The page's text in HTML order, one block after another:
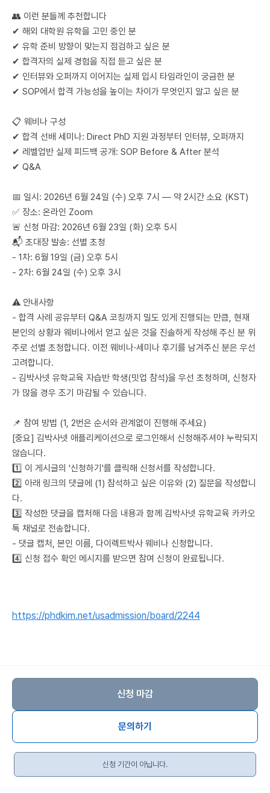
👥 이런 분들께 추천합니다
✔ 해외 대학원 유학을 고민 중인 분
✔ 유학 준비 방향이 맞는지 점검하고 싶은 분
✔ 합격자의 실제 경험을 직접 듣고 싶은 분
✔ 인터뷰와 오퍼까지 이어지는 실제 입시 타임라인이 궁금한 분
✔ SOP에서 합격 가능성을 높이는 차이가 무엇인지 알고 싶은 분
📋 웨비나 구성
✔ 합격 선배 세미나: Direct PhD 지원 과정부터 인터뷰, 오퍼까지
✔ 레벨업반 실제 피드백 공개: SOP Before & After 분석
✔ Q&A
📅 일시: 2026년 6월 24일 (수) 오후 7시 — 약 2시간 소요 (KST)
✅ 장소: 온라인 Zoom
🚨 신청 마감: 2026년 6월 23일 (화) 오후 5시
📬 초대장 발송: 선별 초청
- 1차: 6월 19일 (금) 오후 5시
- 2차: 6월 24일 (수) 오후 3시
⚠️ 안내사항
- 합격 사례 공유부터 Q&A 코칭까지 밀도 있게 진행되는 만큼, 현재
본인의 상황과 웨비나에서 얻고 싶은 것을 진솔하게 작성해 주신 분 위
주로 선별 초청합니다. 이전 웨비나·세미나 후기를 남겨주신 분은 우선
고려합니다.
- 김박사넷 유학교육 자습반 학생(밋업 참석)을 우선 초청하며, 신청자
가 많을 경우 조기 마감될 수 있습니다.
📌 참여 방법 (1, 2번은 순서와 관계없이 진행해 주세요)
[중요] 김박사넷 애플리케이션으로 로그인해서 신청해주셔야 누락되지
않습니다.
1️⃣ 이 게시글의 '신청하기'를 클릭해 신청서를 작성합니다.
2️⃣ 아래 링크의 댓글에 (1) 참석하고 싶은 이유와 (2) 질문을 작성합니
다.
3️⃣ 작성한 댓글을 캡처해 다음 내용과 함께 김박사넷 유학교육 카카오
톡 채널로 전송합니다.
- 댓글 캡처, 본인 이름, 다이렉트박사 웨비나 신청합니다.
4️⃣ 신청 접수 확인 메시지를 받으면 참여 신청이 완료됩니다.
https://phdkim.net/usadmission/board/2244
신청 마감
문의하기
신청 기간이 아닙니다.